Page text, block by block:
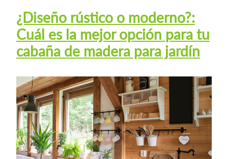
¿Diseño rústico o moderno?:
Cuál es la mejor opción para tu
cabaña de madera para jardín